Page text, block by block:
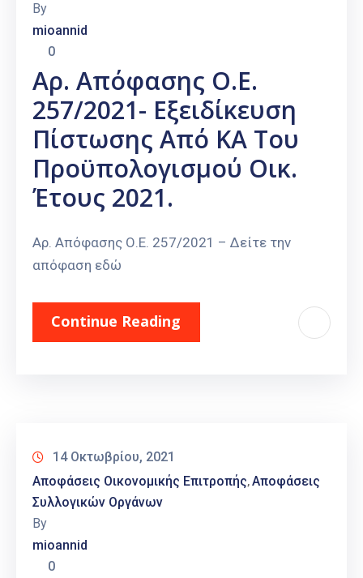
By
mioannid
0
Αρ. Απόφασης Ο.Ε.
257/2021- Εξειδίκευση
Πίστωσης Από ΚΑ Του
Προϋπολογισμού Οικ.
Έτους 2021.
Αρ. Απόφασης Ο.Ε. 257/2021 – Δείτε την
απόφαση εδώ
Continue Reading
14 Οκτωβρίου, 2021
Αποφάσεις Οικονομικής Επιτροπής‚Αποφάσεις
Συλλογικών Οργάνων
By
mioannid
0